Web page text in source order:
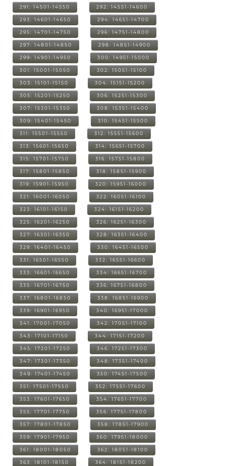
291: 14501-14550 292: 14551-14600
293: 14601-14650 294: 14651-14700
295: 14701-14750 296: 14751-14800
297: 14801-14850 298: 14851-14900
299: 14901-14950 300: 14951-15000
301: 15001-15050 302: 15051-15100
303: 15101-15150 304: 15151-15200
305: 15201-15250 306: 15251-15300
307: 15301-15350 308: 15351-15400
309: 15401-15450 310: 15451-15500
311: 15501-15550 312: 15551-15600
313: 15601-15650 314: 15651-15700
315: 15701-15750 316: 15751-15800
317: 15801-15850 318: 15851-15900
319: 15901-15950 320: 15951-16000
321: 16001-16050 322: 16051-16100
323: 16101-16150 324: 16151-16200
325: 16201-16250 326: 16251-16300
327: 16301-16350 328: 16351-16400
329: 16401-16450 330: 16451-16500
331: 16501-16550 332: 16551-16600
333: 16601-16650 334: 16651-16700
335: 16701-16750 336: 16751-16800
337: 16801-16850 338: 16851-16900
339: 16901-16950 340: 16951-17000
341: 17001-17050 342: 17051-17100
343: 17101-17150 344: 17151-17200
345: 17201-17250 346: 17251-17300
347: 17301-17350 348: 17351-17400
349: 17401-17450 350: 17451-17500
351: 17501-17550 352: 17551-17600
353: 17601-17650 354: 17651-17700
355: 17701-17750 356: 17751-17800
357: 17801-17850 358: 17851-17900
359: 17901-17950 360: 17951-18000
361: 18001-18050 362: 18051-18100
363: 18101-18150 364: 18151-18200